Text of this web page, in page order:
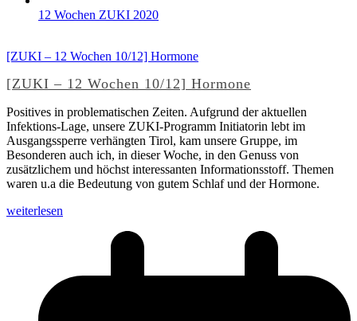
12 Wochen ZUKI 2020
[ZUKI – 12 Wochen 10/12] Hormone
[ZUKI – 12 Wochen 10/12] Hormone
Positives in problematischen Zeiten. Aufgrund der aktuellen
Infektions-Lage, unsere ZUKI-Programm Initiatorin lebt im
Ausgangssperre verhängten Tirol, kam unsere Gruppe, im
Besonderen auch ich, in dieser Woche, in den Genuss von
zusätzlichem und höchst interessanten Informationsstoff. Themen
waren u.a die Bedeutung von gutem Schlaf und der Hormone.
weiterlesen